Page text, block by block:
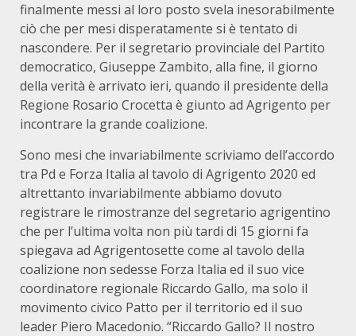
finalmente messi al loro posto svela inesorabilmente
ciò che per mesi disperatamente si è tentato di
nascondere. Per il segretario provinciale del Partito
democratico, Giuseppe Zambito, alla fine, il giorno
della verità è arrivato ieri, quando il presidente della
Regione Rosario Crocetta è giunto ad Agrigento per
incontrare la grande coalizione.
Sono mesi che invariabilmente scriviamo dell’accordo
tra Pd e Forza Italia al tavolo di Agrigento 2020 ed
altrettanto invariabilmente abbiamo dovuto
registrare le rimostranze del segretario agrigentino
che per l’ultima volta non più tardi di 15 giorni fa
spiegava ad Agrigentosette come al tavolo della
coalizione non sedesse Forza Italia ed il suo vice
coordinatore regionale Riccardo Gallo, ma solo il
movimento civico Patto per il territorio ed il suo
leader Piero Macedonio. “Riccardo Gallo? Il nostro